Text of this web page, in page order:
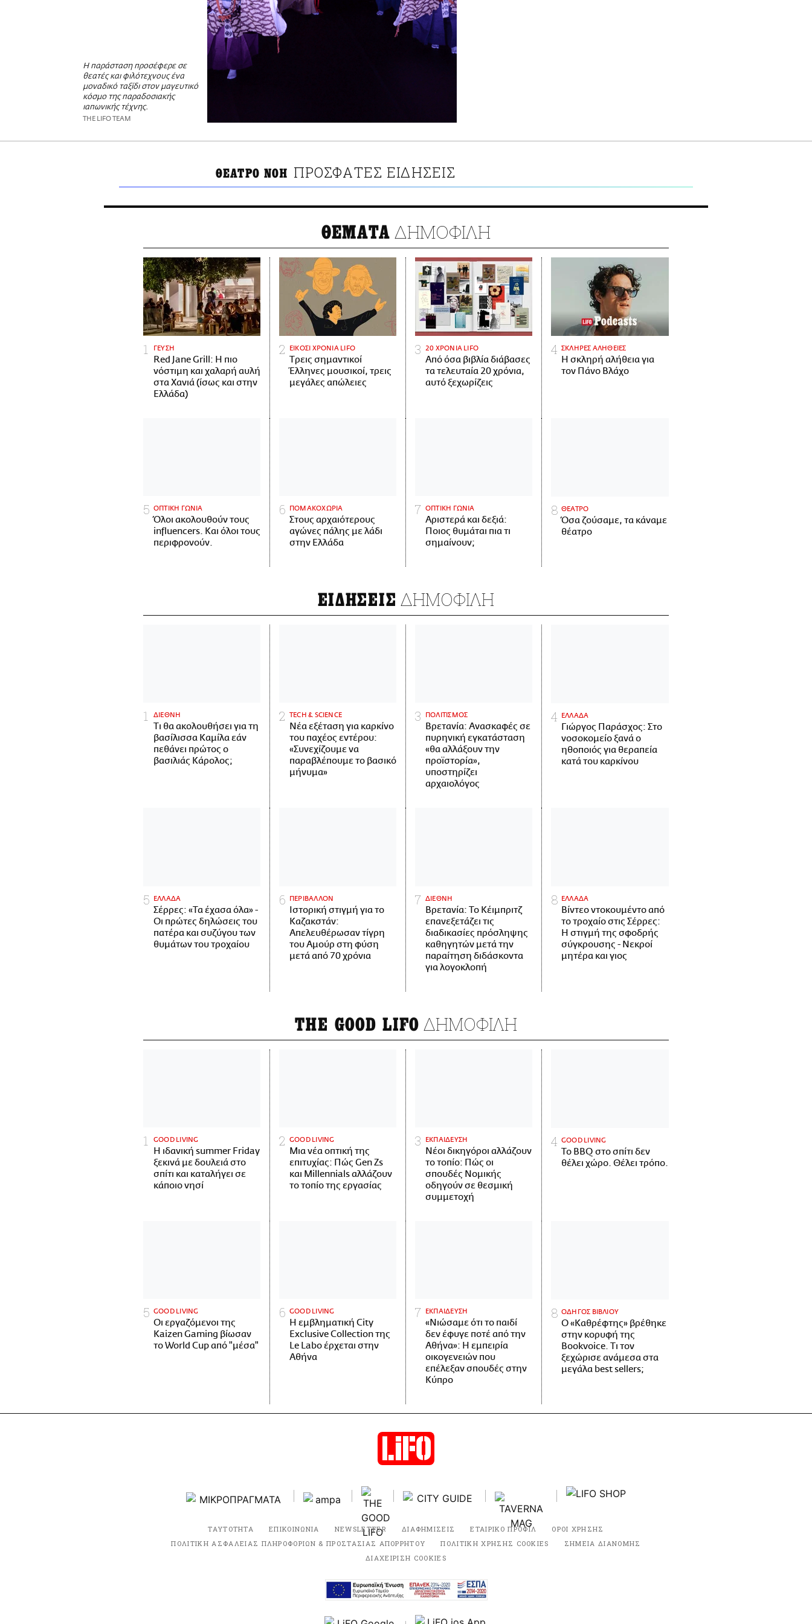
Η παράσταση προσέφερε σε
θεατές και φιλότεχνους ένα
μοναδικό ταξίδι στον μαγευτικό
κόσμο της παραδοσιακής
ιαπωνικής τέχνης.
THE LIFO TEAM
ΘΕΑΤΡΟ NOH ΠΡΟΣΦΑΤΕΣ ΕΙΔΗΣΕΙΣ
ΘΕΜΑΤΑ ΔΗΜΟΦΙΛΗ
ΓΕΥΣΗ
Red Jane Grill: Η πιο
νόστιμη και χαλαρή αυλή
στα Χανιά (ίσως και στην
Ελλάδα)
ΕΙΚΟΣΙ ΧΡΟΝΙΑ LIFO
Tρεις σημαντικοί
Έλληνες μουσικοί, τρεις
μεγάλες απώλειες
20 ΧΡΟΝΙΑ LIFO
Από όσα βιβλία διάβασες
τα τελευταία 20 χρόνια,
αυτό ξεχωρίζεις
ΣΚΛΗΡΕΣ ΑΛΗΘΕΙΕΣ
H σκληρή αλήθεια για
τον Πάνο Βλάχο
ΟΠΤΙΚΗ ΓΩΝΙΑ
Όλοι ακολουθούν τους
influencers. Και όλοι τους
περιφρονούν.
ΠΟΜΑΚΟΧΩΡΙΑ
Στους αρχαιότερους
αγώνες πάλης με λάδι
στην Ελλάδα
ΟΠΤΙΚΗ ΓΩΝΙΑ
Αριστερά και δεξιά:
Ποιος θυμάται πια τι
σημαίνουν;
ΘΕΑΤΡΟ
Όσα ζούσαμε, τα κάναμε
θέατρο
ΕΙΔΗΣΕΙΣ ΔΗΜΟΦΙΛΗ
ΔΙΕΘΝΗ
Τι θα ακολουθήσει για τη
βασίλισσα Καμίλα εάν
πεθάνει πρώτος ο
βασιλιάς Κάρολος;
ΤECH & SCIENCE
Νέα εξέταση για καρκίνο
του παχέος εντέρου:
«Συνεχίζουμε να
παραβλέπουμε το βασικό
μήνυμα»
ΠΟΛΙΤΙΣΜΟΣ
Βρετανία: Ανασκαφές σε
πυρηνική εγκατάσταση
«θα αλλάξουν την
προϊστορία»,
υποστηρίζει
αρχαιολόγος
ΕΛΛΑΔΑ
Γιώργος Παράσχος: Στο
νοσοκομείο ξανά ο
ηθοποιός για θεραπεία
κατά του καρκίνου
ΕΛΛΑΔΑ
Σέρρες: «Τα έχασα όλα» -
Οι πρώτες δηλώσεις του
πατέρα και συζύγου των
θυμάτων του τροχαίου
ΠΕΡΙΒΑΛΛΟΝ
Ιστορική στιγμή για το
Καζακστάν:
Απελευθέρωσαν τίγρη
του Αμούρ στη φύση
μετά από 70 χρόνια
ΔΙΕΘΝΗ
Βρετανία: Το Κέιμπριτζ
επανεξετάζει τις
διαδικασίες πρόσληψης
καθηγητών μετά την
παραίτηση διδάσκοντα
για λογοκλοπή
ΕΛΛΑΔΑ
Βίντεο ντοκουμέντο από
το τροχαίο στις Σέρρες:
Η στιγμή της σφοδρής
σύγκρουσης - Νεκροί
μητέρα και γιος
THE GOOD LIFO ΔΗΜΟΦΙΛΗ
GOOD LIVING
Η ιδανική summer Friday
ξεκινά με δουλειά στο
σπίτι και καταλήγει σε
κάποιο νησί
GOOD LIVING
Μια νέα οπτική της
επιτυχίας: Πώς Gen Zs
και Millennials αλλάζουν
το τοπίο της εργασίας
ΕΚΠΑΙΔΕΥΣΗ
Νέοι δικηγόροι αλλάζουν
το τοπίο: Πώς οι
σπουδές Νομικής
οδηγούν σε θεσμική
συμμετοχή
GOOD LIVING
Το BBQ στο σπίτι δεν
θέλει χώρο. Θέλει τρόπο.
GOOD LIVING
Οι εργαζόμενοι της
Kaizen Gaming βίωσαν
το World Cup από "μέσα"
GOOD LIVING
Η εμβληματική City
Exclusive Collection της
Le Labo έρχεται στην
Αθήνα
ΕΚΠΑΙΔΕΥΣΗ
«Νιώσαμε ότι το παιδί
δεν έφυγε ποτέ από την
Αθήνα»: Η εμπειρία
οικογενειών που
επέλεξαν σπουδές στην
Κύπρο
ΟΔΗΓΟΣ ΒΙΒΛΙΟΥ
Ο «Καθρέφτης» βρέθηκε
στην κορυφή της
Bookvoice. Τι τον
ξεχώρισε ανάμεσα στα
μεγάλα best sellers;
ΤΑΥΤΟΤΗΤΑ ΕΠΙΚΟΙΝΩΝΙΑ NEWSLETTER ΔΙΑΦΗΜΙΣΕΙΣ ΕΤΑΙΡΙΚΟ ΠΡΟΦΙΛ
ΟΡΟΙ ΧΡΗΣΗΣ
ΠΟΛΙΤΙΚΗ ΑΣΦΑΛΕΙΑΣ ΠΛΗΡΟΦΟΡΙΩΝ & ΠΡΟΣΤΑΣΙΑΣ ΑΠΟΡΡΗΤΟΥ
ΠΟΛΙΤΙΚΗ ΧΡΗΣΗΣ COOKIES
ΣΗΜΕΙΑ ΔΙΑΝΟΜΗΣ
ΔΙΑΧΕΙΡΙΣΗ COOKIES